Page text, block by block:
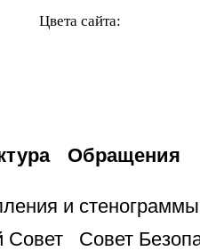
Цвета сайта:
Обращения
и стенограммы
Совет
Совет